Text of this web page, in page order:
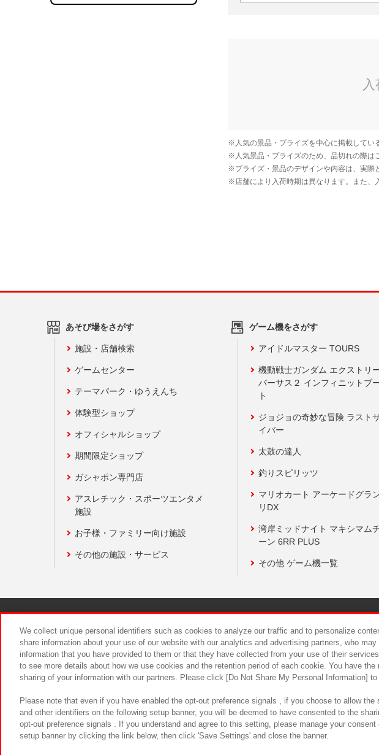
あそび場をさがす
施設・店舗検索
ゲームセンター
テーマパーク・ゆうえんち
体験型ショップ
オフィシャルショップ
期間限定ショップ
ガシャポン専門店
アスレチック・スポーツエンタメ
施設
お子様・ファミリー向け施設
その他の施設・サービス
ゲーム機をさがす
アイドルマスター TOURS
機動戦士ガンダム エクストリ
バーサス２ インフィニットブ
ト
ジョジョの奇妙な冒険 ラスト
イバー
太鼓の達人
釣りスピリッツ
マリオカート アーケードグラ
リDX
湾岸ミッドナイト マキシマム
ーン 6RR PLUS
その他 ゲーム機一覧
食品のご提供について カスタマー
We collect unique personal identifiers such as cookies to analyze our traffic and to personalize
share information about your use of our website with our analytics and advertising partners, who
information that you have provided to them or that they have collected from your use of their
to see more details about how we use cookies and the retention period of each cookie. You have the
sharing of your information with our partners. Please click [Do Not Share My Personal Information]
Please note that even if you have enabled the opt-out preference signals , if you choose to allow the
and other identifiers on the following setup banner, you will be deemed to have consented to the
opt-out preference signals . If you understand and agree to this setting, please manage your consent
setup banner by clicking the link below, then click 'Save Settings' and close the banner.